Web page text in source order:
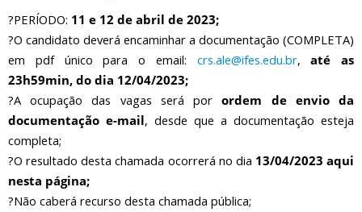
?PERÍODO: 11 e 12 de abril de 2023;
?O candidato deverá encaminhar a documentação (COMPLETA)
em pdf único para o email: crs.ale@ifes.edu.br,até as
23h59min, do dia 12/04/2023;
?A ocupação das vagas será porordem de envio da
documentação e-mail, desde que a documentação esteja
completa;
?O resultado desta chamada ocorrerá no dia 13/04/2023 aqui
nesta página;
?Não caberá recurso desta chamada pública;